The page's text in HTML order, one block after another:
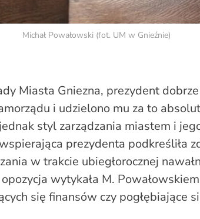
Michał Powałowski (fot. UM w Gnieźnie)
Miasta Gniezna, prezydent
i udzielono mu za to
styl zarządzania miastem i
prezydenta podkreśliła
w trakcie ubiegłorocznej
wytykała M.
się finansów czy pogłębiające